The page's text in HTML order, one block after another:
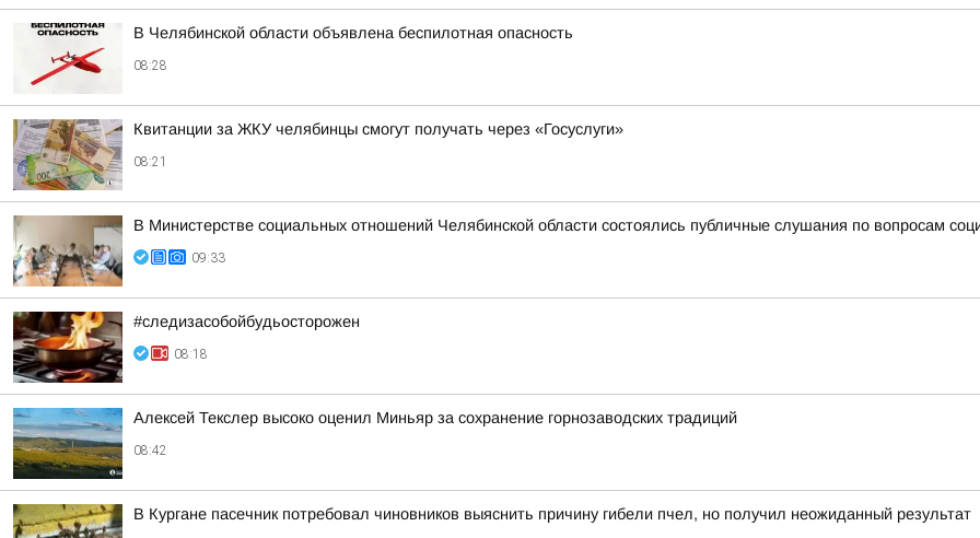
В Челябинской области объявлена беспилотная опасность
08:28
Квитанции за ЖКУ челябинцы смогут получать через «Госуслуги»
08:21
В Министерстве социальных отношений Челябинской области состоялись публичные слушания по вопросам
09:33
#следизасобойбудьосторожен
08:18
Алексей Текслер высоко оценил Миньяр за сохранение горнозаводских традиций
08:42
В Кургане пасечник потребовал чиновников выяснить причину гибели пчел, но получил неожиданный результат